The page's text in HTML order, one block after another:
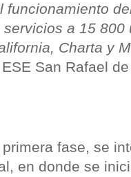
funcionamiento
a 15 800
Charta y
San Rafael
fase, se
en donde se